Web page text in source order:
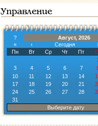
Управление
?
Август, 2026
«
‹ Сегодня
Пн
Вт Ср Чт Пт
1
3
4 5 6 7
10
11 12 13 14
17
18 19 20 21
24
25 26 27 28
31
Выберите дату